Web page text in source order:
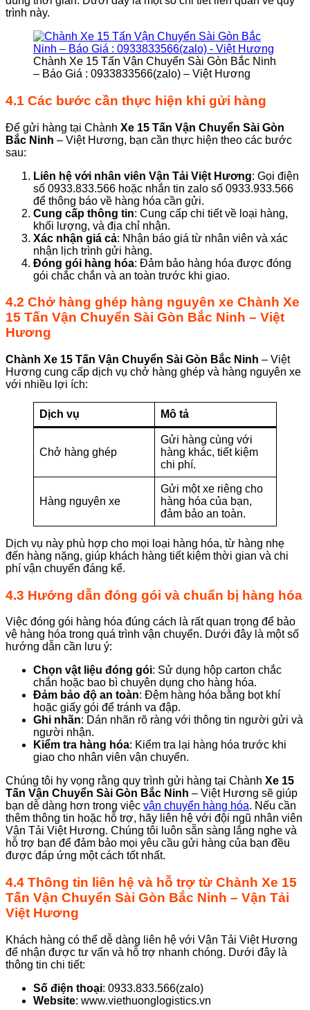
trình này.
Chành Xe 15 Tấn Vận Chuyển Sài Gòn Bắc Ninh
– Báo Giá : 0933833566(zalo) – Việt Hương
4.1 Các bước cần thực hiện khi gửi hàng
Để gửi hàng tại Chành Xe 15 Tấn Vận Chuyển Sài Gòn
Bắc Ninh – Việt Hương, bạn cần thực hiện theo các bước
sau:
Liên hệ với nhân viên Vận Tải Việt Hương: Gọi điện
số 0933.833.566 hoặc nhắn tin zalo số 0933.933.566
để thông báo về hàng hóa cần gửi.
Cung cấp thông tin: Cung cấp chi tiết về loại hàng,
khối lượng, và địa chỉ nhận.
Xác nhận giá cả: Nhận báo giá từ nhân viên và xác
nhận lịch trình gửi hàng.
Đóng gói hàng hóa: Đảm bảo hàng hóa được đóng
gói chắc chắn và an toàn trước khi giao.
4.2 Chở hàng ghép hàng nguyên xe Chành Xe
15 Tấn Vận Chuyển Sài Gòn Bắc Ninh – Việt
Hương
Chành Xe 15 Tấn Vận Chuyển Sài Gòn Bắc Ninh – Việt
Hương cung cấp dịch vụ chở hàng ghép và hàng nguyên xe
với nhiều lợi ích:
Dịch vụ Mô tả
Chở hàng ghép
Gửi hàng cùng với
hàng khác, tiết kiệm
chi phí.
Hàng nguyên xe
Gửi một xe riêng cho
hàng hóa của bạn,
đảm bảo an toàn.
Dịch vụ này phù hợp cho mọi loại hàng hóa, từ hàng nhẹ
đến hàng nặng, giúp khách hàng tiết kiệm thời gian và chi
phí vận chuyển đáng kể.
4.3 Hướng dẫn đóng gói và chuẩn bị hàng hóa
Việc đóng gói hàng hóa đúng cách là rất quan trọng để bảo
vệ hàng hóa trong quá trình vận chuyển. Dưới đây là một số
hướng dẫn cần lưu ý:
Chọn vật liệu đóng gói: Sử dụng hộp carton chắc
chắn hoặc bao bì chuyên dụng cho hàng hóa.
Đảm bảo độ an toàn: Đệm hàng hóa bằng bọt khí
hoặc giấy gói để tránh va đập.
Ghi nhãn: Dán nhãn rõ ràng với thông tin người gửi và
người nhận.
Kiểm tra hàng hóa: Kiểm tra lại hàng hóa trước khi
giao cho nhân viên vận chuyển.
Chúng tôi hy vọng rằng quy trình gửi hàng tại Chành Xe 15
Tấn Vận Chuyển Sài Gòn Bắc Ninh – Việt Hương sẽ giúp
bạn dễ dàng hơn trong việc vận chuyển hàng hóa. Nếu cần
thêm thông tin hoặc hỗ trợ, hãy liên hệ với đội ngũ nhân viên
Vận Tải Việt Hương. Chúng tôi luôn sẵn sàng lắng nghe và
hỗ trợ bạn để đảm bảo mọi yêu cầu gửi hàng của bạn đều
được đáp ứng một cách tốt nhất.
4.4 Thông tin liên hệ và hỗ trợ từ Chành Xe 15
Tấn Vận Chuyển Sài Gòn Bắc Ninh – Vận Tải
Việt Hương
Khách hàng có thể dễ dàng liên hệ với Vận Tải Việt Hương
để nhận được tư vấn và hỗ trợ nhanh chóng. Dưới đây là
thông tin chi tiết:
Số điện thoại: 0933.833.566(zalo)
Website: www.viethuonglogistics.vn